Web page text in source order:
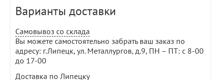
Варианты доставки
Самовывоз со склада
Вы можете самостоятельно забрать ваш заказ по
адресу: г.Липецк, ул. Металлургов, д.9, ПН – ПТ: с 8-00
до 17-00
Доставка по Липецку